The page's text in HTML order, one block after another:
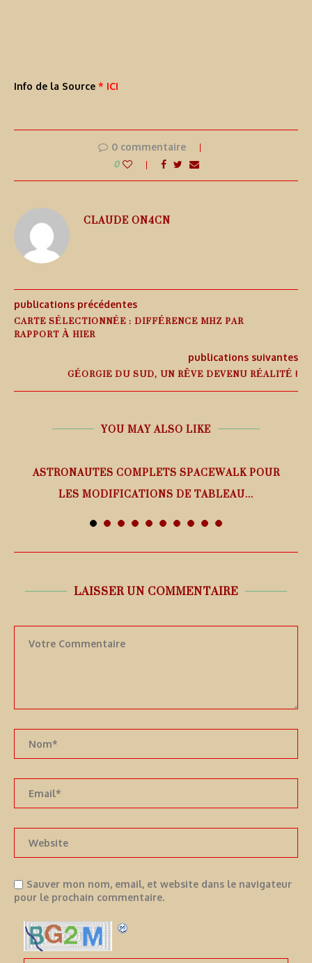
Info de la Source * ICI
0 commentaire
0
CLAUDE ON4CN
publications précédentes
CARTE SÉLECTIONNÉE : DIFFÉRENCE MHZ PAR
RAPPORT À HIER
publications suivantes
GÉORGIE DU SUD, UN RÊVE DEVENU RÉALITÉ !
YOU MAY ALSO LIKE
ASTRONAUTES COMPLETS SPACEWALK POUR
LES MODIFICATIONS DE TABLEAU...
LAISSER UN COMMENTAIRE
Sauver mon nom, email, et website dans le navigateur
pour le prochain commentaire.